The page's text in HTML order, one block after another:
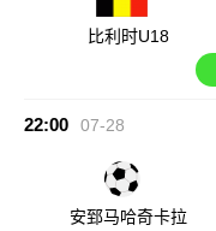
比利时U18
22:00 07-28
安郅马哈奇卡拉